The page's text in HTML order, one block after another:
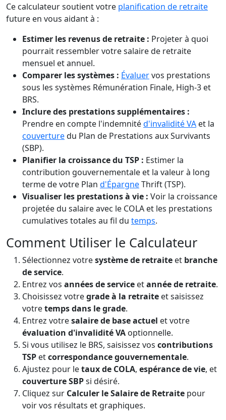
Ce calculateur soutient votre planification de retraite
future en vous aidant à :
Estimer les revenus de retraite : Projeter à quoi
pourrait ressembler votre salaire de retraite
mensuel et annuel.
Comparer les systèmes : Évaluervos prestations
sous les systèmes Rémunération Finale, High-3 et
BRS.
Inclure des prestations supplémentaires :
Prendre en compte l'indemnitéd'invalidité VA et la
couverturedu Plan de Prestations aux Survivants
(SBP).
Planifier la croissance du TSP : Estimer la
contribution gouvernementale et la valeur à long
terme de votre Plan d'ÉpargneThrift (TSP).
Visualiser les prestations à vie : Voir la croissance
projetée du salaire avec le COLA et les prestations
cumulatives totales au fil du temps.
Comment Utiliser le Calculateur
Sélectionnez votresystème de retraite et branche
de service.
Entrez vos années de service etannée de retraite.
Choisissez votregrade à la retraite et saisissez
votretemps dans le grade.
Entrez votresalaire de base actuel et votre
évaluation d'invalidité VA optionnelle.
Si vous utilisez le BRS, saisissez vos contributions
TSP etcorrespondance gouvernementale.
Ajustez pour letaux de COLA, espérance de vie, et
couverture SBPsi désiré.
Cliquez sur Calculer le Salaire de Retraite pour
voir vos résultats et graphiques.